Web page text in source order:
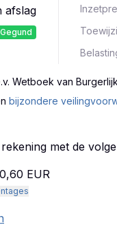
afslag
Gegund
Wetboek van
bijzondere
met de
EUR